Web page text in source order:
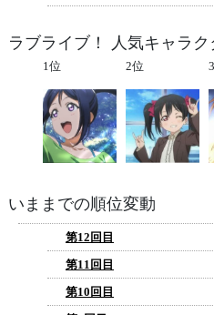
ラブライブ！ 人気キャラ
1位 2位
いままでの順位変動
第12回目
第11回目
第10回目